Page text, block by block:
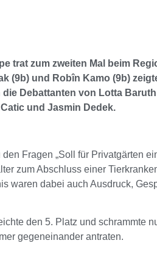
trat zum zweiten Mal beim
(9b) und Robîn Kamo (9b)
Debattanten von Lotta
und Jasmin Dedek.
Fragen „Soll für Privatgärten
zum Abschluss einer
waren dabei auch Ausdruck,
den 5. Platz und schrammte
gegeneinander antraten.